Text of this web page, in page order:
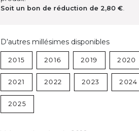
Soit un bon de réduction de 2,80 €.
D’autres millésimes disponibles
2015 2016 2019 2020
2021 2022 2023 2024
2025